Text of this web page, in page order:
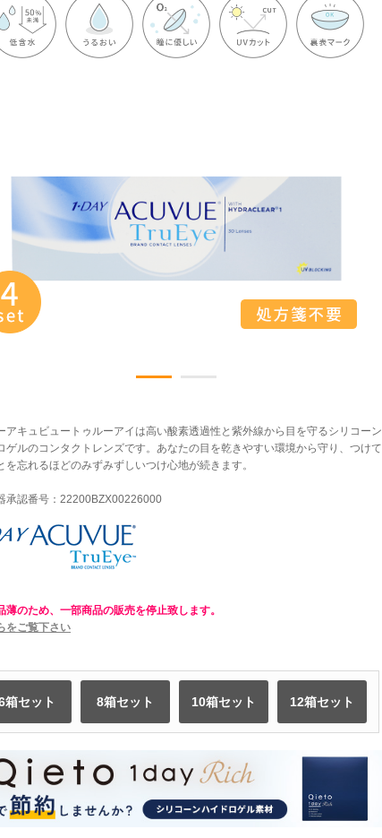
アキュビュートゥルーアイは高い酸素透過性と紫外線から目を守るシリコーン
ゲルのコンタクトレンズです。あなたの目を乾きやすい環境から守り、つけて
を忘れるほどのみずみずしいつけ心地が続きます。
承認番号：22200BZX00226000
のため、一部商品の販売を停止致します。
をご覧下さい
箱セット 8箱セット 10箱セット 12箱セット